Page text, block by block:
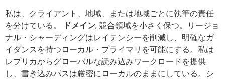
私は、クライアント、地域、または地域ごとに執筆の責任
を分けている。
ドメイン, 競合領域を小さく保つ。リージョ
ナル・シャーディングはレイテンシーを削減し、明確なガ
イダンスを持つローカル・プライマリを可能にする。私は
レプリカからグローバルな読み込みワークロードを提供
し、書き込みパスは厳密にローカルのままにしている。シ